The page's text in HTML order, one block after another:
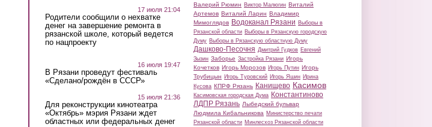
17 июля 21:04
Родители сообщили о нехватке
денег на завершение ремонта в
рязанской школе, который ведется
по нацпроекту
16 июля 19:47
В Рязани проведут фестиваль
«Сделано/рождён в СССР»
15 июля 21:36
Для реконструкции кинотеатра
«Октябрь» мэрия Рязани ждет
областных или федеральных денег
Валерий Рюмин Виктор Малюгин Виталий
Артемов Виталий Ларин Владимир
Мимоглядов Водоканал Рязани Выборы в
Рязанской области Выборы в Рязанскую городскую
Думу Выборы в Рязанскую областную Думу
Дашково-Песочня Дмитрий Гудков Евгений
Зызин Заборье Застройка Рязани Игорь
Кочетков Игорь Морозов Игорь Путин Игорь
Трубицын Игорь Туровский Игорь Яшин Ирина
Кусова КПРФ Рязань Канищево Касимов
Касимовская городская Дума Константиново
ЛДПР Рязань Лыбедский бульвар
Людмила Кибальникова Министерство печати
Рязанской области Минлесхоз Рязанской области